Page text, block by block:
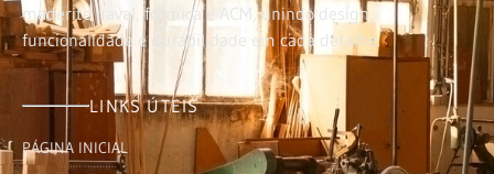
maderite naval, fórmica e ACM, unindo design,
funcionalidade e durabilidade em cada detalhe.
LINKS ÚTEIS
PÁGINA INICIAL